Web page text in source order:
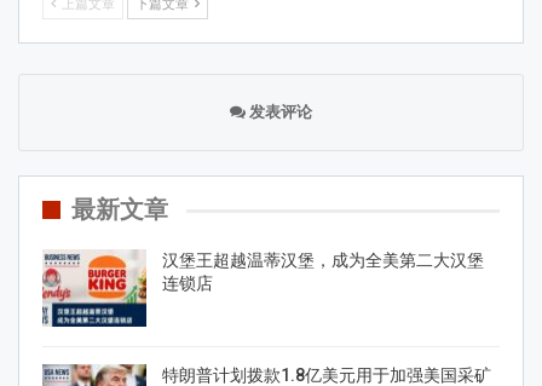
上篇文章 下篇文章
发表评论
最新文章
汉堡王超越温蒂汉堡，成为全美第二大汉堡
连锁店
特朗普计划拨款1.8亿美元用于加强美国采矿